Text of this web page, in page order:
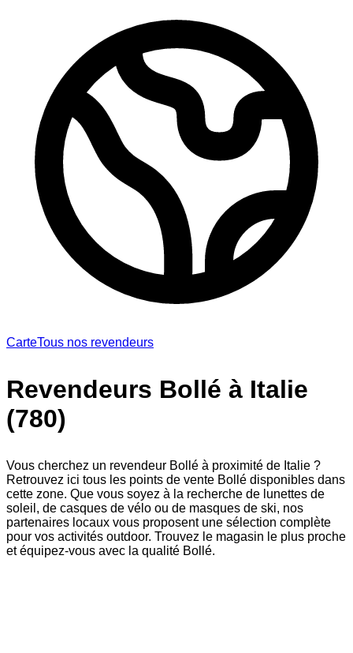
CarteTous nos revendeurs
Revendeurs Bollé à Italie
(780)
Vous cherchez un revendeur Bollé à proximité de Italie ?
Retrouvez ici tous les points de vente Bollé disponibles dans
cette zone. Que vous soyez à la recherche de lunettes de
soleil, de casques de vélo ou de masques de ski, nos
partenaires locaux vous proposent une sélection complète
pour vos activités outdoor. Trouvez le magasin le plus proche
et équipez-vous avec la qualité Bollé.